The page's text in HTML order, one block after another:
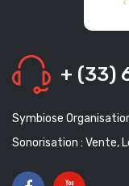
+ (33)
Symbiose
Sonorisation : Vente,